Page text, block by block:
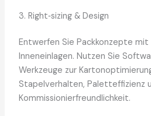
3. Right‑sizing & Design
Entwerfen Sie Packkonzepte mit
Inneneinlagen. Nutzen Sie
Werkzeuge zur
Stapelverhalten, Paletteffizienz
Kommissionierfreundlichkeit.